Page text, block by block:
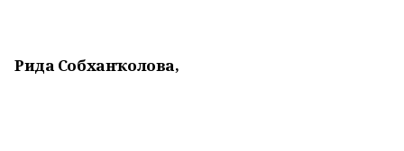
Рида Собханҡолова,